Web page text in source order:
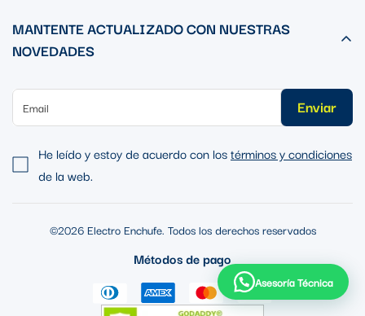
MANTENTE ACTUALIZADO CON NUESTRAS
NOVEDADES
Enviar
He leído y estoy de acuerdo con lostérminos y condiciones
de la web.
©2026 Electro Enchufe. Todos los derechos reservados
Métodos de pago
Asesoría Técnica